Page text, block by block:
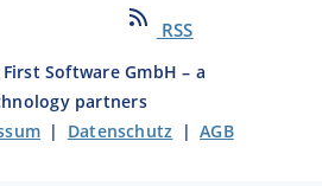
RSS
Software GmbH – a
partners
| Datenschutz |AGB